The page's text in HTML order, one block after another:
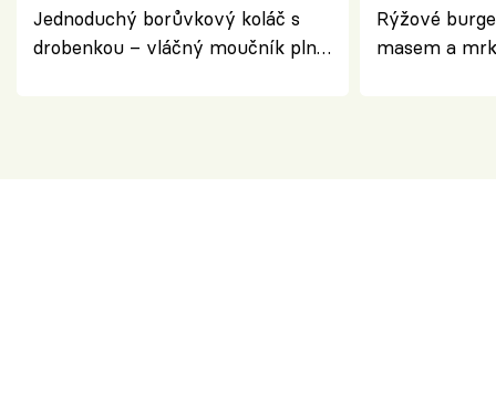
Jednoduchý borůvkový koláč s
drobenkou – vláčný moučník plný
Rýžové
masem a